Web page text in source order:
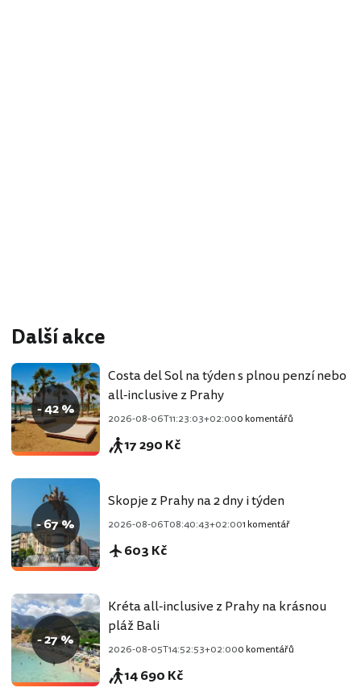
Další akce
- 42 %
Costa del Sol na týden s plnou penzí nebo
all-inclusive z Prahy
2026-08-06T11:23:03+02:000 komentářů
17 290 Kč
- 67 %
Skopje z Prahy na 2 dny i týden
2026-08-06T08:40:43+02:001 komentář
603 Kč
- 27 %
Kréta all-inclusive z Prahy na krásnou
pláž Bali
2026-08-05T14:52:53+02:000 komentářů
14 690 Kč